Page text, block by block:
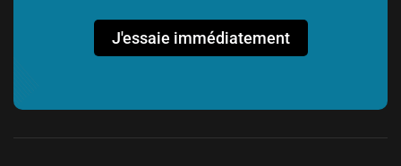
J'essaie immédiatement